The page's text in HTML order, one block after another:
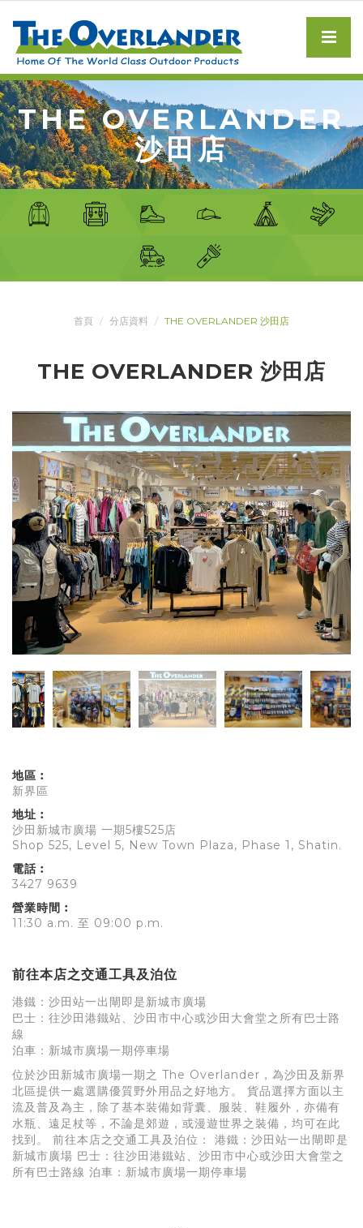
THE OVERLANDER
沙田店
首頁 分店資料 THE OVERLANDER 沙田店
THE OVERLANDER 沙田店
地區︰
新界區
地址︰
沙田新城市廣場 一期5樓525店
Shop 525, Level 5, New Town Plaza, Phase 1, Shatin.
電話︰
3427 9639
營業時間︰
11:30 a.m. 至 09:00 p.m.
前往本店之交通工具及泊位
港鐵：沙田站一出閘即是新城市廣場
巴士：往沙田港鐵站、沙田市中心或沙田大會堂之所有巴士路
線
泊車：新城市廣場一期停車場
位於沙田新城市廣場一期之 The Overlander，為沙田及新界
北區提供一處選購優質野外用品之好地方。 貨品選擇方面以主
流及普及為主，除了基本裝備如背囊、服裝、鞋履外，亦備有
水瓶、遠足杖等，不論是郊遊，或漫遊世界之裝備，均可在此
找到。 前往本店之交通工具及泊位： 港鐵：沙田站一出閘即是
新城市廣場 巴士：往沙田港鐵站、沙田市中心或沙田大會堂之
所有巴士路線 泊車：新城市廣場一期停車場